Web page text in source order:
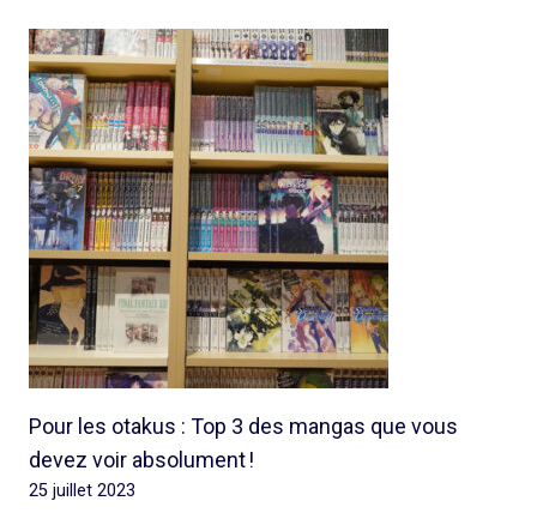
Pour les otakus : Top 3 des mangas que vous
devez voir absolument !
25 juillet 2023